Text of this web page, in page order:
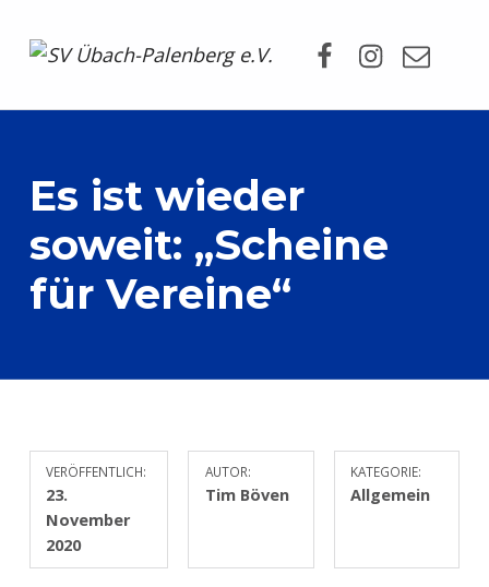
Es ist wieder
soweit: „Scheine
für Vereine“
VERÖFFENTLICH:
23.
November
2020
AUTOR:
Tim Böven
KATEGORIE:
Allgemein